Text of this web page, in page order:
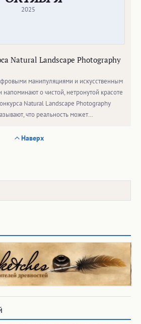
2025
Natural Landscape Photography
манипуляциями и искусственным
напоминают о чистой, нетронутой красоте
Natural Landscape Photography
что реальность может…
Наверх